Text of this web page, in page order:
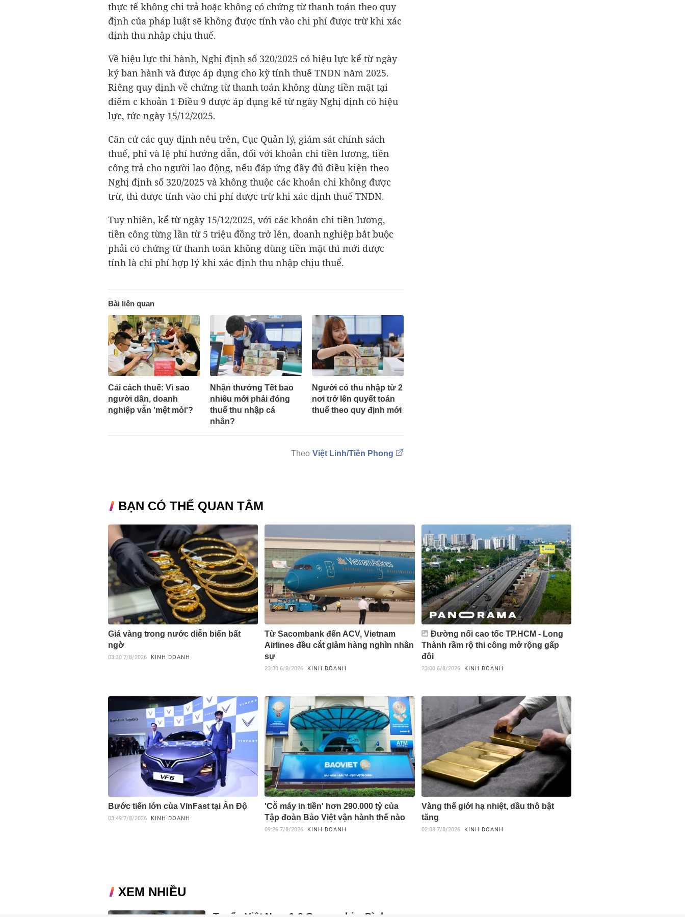
thực tế không chi trả hoặc không có chứng từ thanh toán theo quy
định của pháp luật sẽ không được tính vào chi phí được trừ khi xác
định thu nhập chịu thuế.
Về hiệu lực thi hành, Nghị định số 320/2025 có hiệu lực kể từ ngày
ký ban hành và được áp dụng cho kỳ tính thuế TNDN năm 2025.
Riêng quy định về chứng từ thanh toán không dùng tiền mặt tại
điểm c khoản 1 Điều 9 được áp dụng kể từ ngày Nghị định có hiệu
lực, tức ngày 15/12/2025.
Căn cứ các quy định nêu trên, Cục Quản lý, giám sát chính sách
thuế, phí và lệ phí hướng dẫn, đối với khoản chi tiền lương, tiền
công trả cho người lao động, nếu đáp ứng đầy đủ điều kiện theo
Nghị định số 320/2025 và không thuộc các khoản chi không được
trừ, thì được tính vào chi phí được trừ khi xác định thuế TNDN.
Tuy nhiên, kể từ ngày 15/12/2025, với các khoản chi tiền lương,
tiền công từng lần từ 5 triệu đồng trở lên, doanh nghiệp bắt buộc
phải có chứng từ thanh toán không dùng tiền mặt thì mới được
tính là chi phí hợp lý khi xác định thu nhập chịu thuế.
Bài liên quan
Cải cách thuế: Vì sao
người dân, doanh
nghiệp vẫn 'mệt mỏi'?
Nhận thưởng Tết bao
nhiêu mới phải đóng
thuế thu nhập cá
nhân?
Người có thu nhập từ 2
nơi trở lên quyết toán
thuế theo quy định mới
Việt Linh/Tiền Phong
BẠN CÓ THỂ QUAN TÂM
Giá vàng trong nước diễn biến bất
ngờ
03:30 7/8/2026 KINH DOANH
Từ Sacombank đến ACV, Vietnam
Airlines đều cắt giảm hàng nghìn nhân
sự
23:08 6/8/2026 KINH DOANH
Đường nối cao tốc TP.HCM - Long
Thành rầm rộ thi công mở rộng gấp
đôi
23:00 6/8/2026 KINH DOANH
Bước tiến lớn của VinFast tại Ấn Độ
03:49 7/8/2026 KINH DOANH
'Cỗ máy in tiền' hơn 290.000 tỷ của
Tập đoàn Bảo Việt vận hành thế nào
09:26 7/8/2026 KINH DOANH
Vàng thế giới hạ nhiệt, dầu thô bật
tăng
02:08 7/8/2026 KINH DOANH
XEM NHIỀU